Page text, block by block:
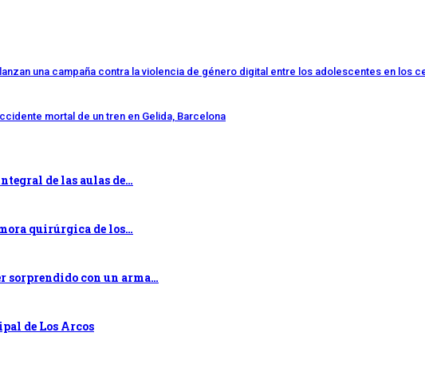
una campaña contra la violencia de género digital entre los adolescentes en los
mortal de un tren en Gelida, Barcelona
de las aulas de…
quirúrgica de los…
sorprendido con un arma…
de Los Arcos